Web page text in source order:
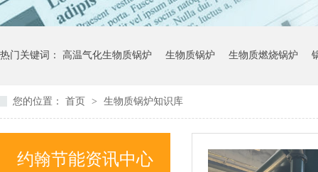
热门关键词： 高温气化生物质锅炉 生物质锅炉 生物质燃烧锅炉
您的位置： 首页 > 生物质锅炉知识库
约翰节能资讯中心